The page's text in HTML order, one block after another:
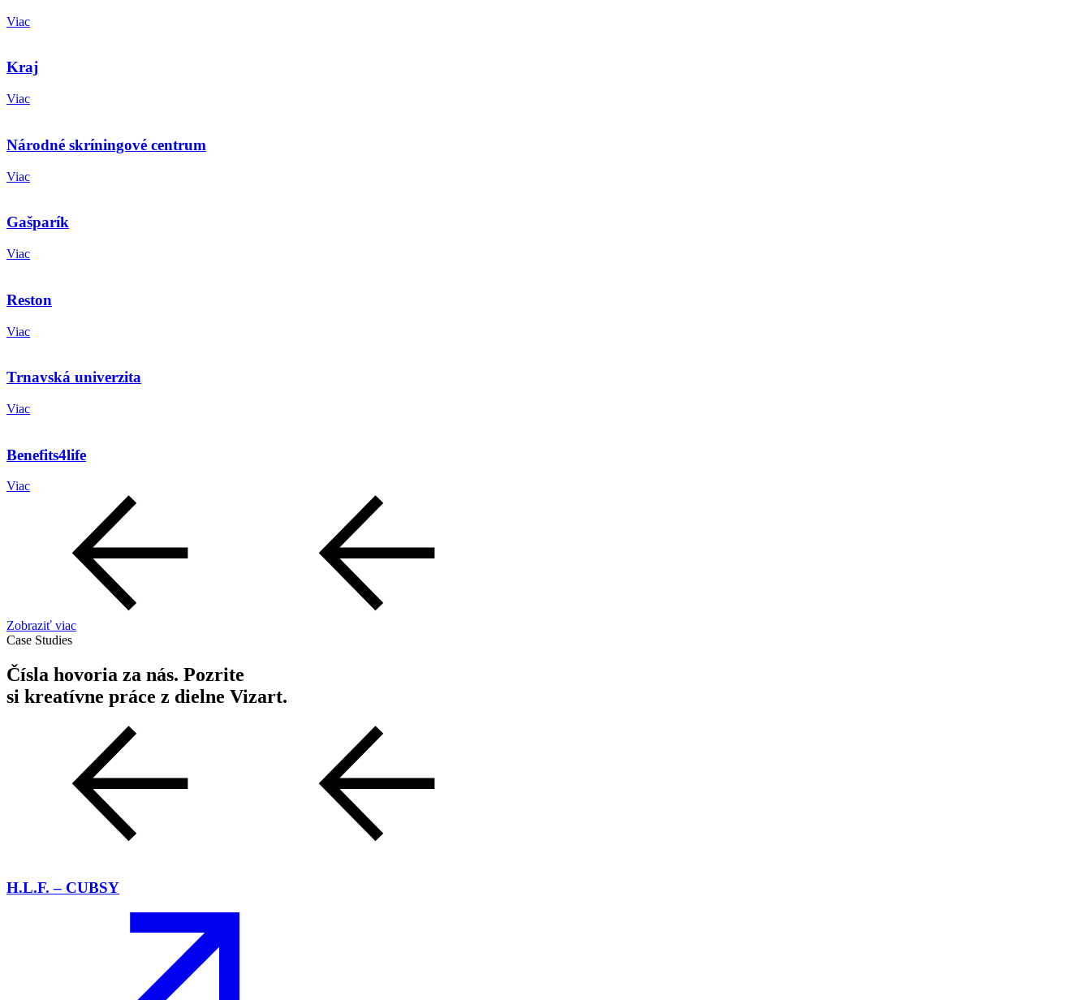
Viac
Kraj
Viac
Národné skríningové centrum
Viac
Gašparík
Viac
Reston
Viac
Trnavská univerzita
Viac
Benefits4life
Viac
Zobraziť viac
Case Studies
Čísla hovoria za nás. Pozrite
si kreatívne práce z dielne Vizart.
H.L.F. – CUBSY